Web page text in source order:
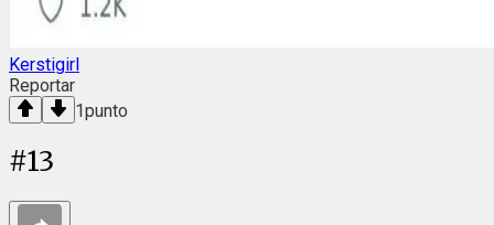
Kerstigirl
Reportar
1punto
#13